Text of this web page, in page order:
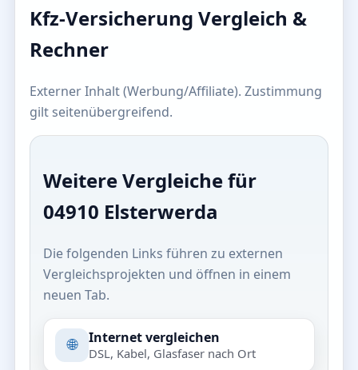
Kfz-Versicherung Vergleich &
Rechner
Externer Inhalt (Werbung/Affiliate). Zustimmung
gilt seitenübergreifend.
Weitere Vergleiche für
04910 Elsterwerda
Die folgenden Links führen zu externen
Vergleichsprojekten und öffnen in einem
neuen Tab.
🌐 Internet vergleichen
DSL, Kabel, Glasfaser nach Ort